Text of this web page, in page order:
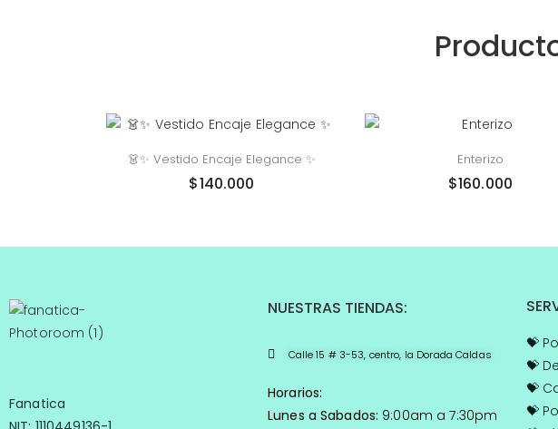
👗✨ Vestido Encaje Elegance ✨
$140.000
Enterizo
$160.000
Fanatica
NUESTRAS TIENDAS:
Calle 15 # 3-53, centro, la Dorada Caldas
Horarios:
Lunes a Sabados: 9:00am a 7:30pm
💝
💝
💝
💝